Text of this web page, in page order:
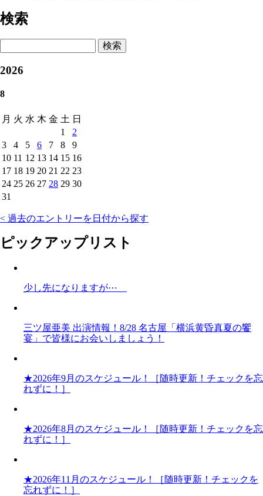
検索
検索
2026
8
月 火 水 木 金 土 日
1
2
3
4 5 6 7 8
9
10 11 12 13 14 15 16
17 18 19 20 21 22 23
24 25 26 27 28 29 30
31
< 過去のエントリーを日付から探す
ピックアップリスト
少し先になりますが⋯
三ツ屋亜美 出演情報！8/28 名古屋「横浜黄昏真夏の饗
宴」で皆様にお会いしましょう！
★2026年9月のスケジュール！［随時更新！チェックを忘
れずに！］
★2026年8月のスケジュール！［随時更新！チェックを忘
れずに！］
★2026年11月のスケジュール！［随時更新！チェックを
忘れずに！］